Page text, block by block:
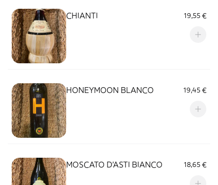
CHIANTI 19,55 €
HONEYMOON BLANCO 19,45 €
MOSCATO D'ASTI BIANCO 18,65 €